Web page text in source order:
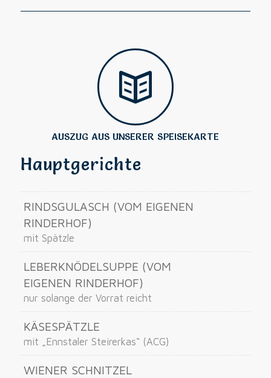
AUSZUG AUS UNSERER SPEISEKARTE
Hauptgerichte
RINDSGULASCH (VOM EIGENEN
RINDERHOF)
mit Spätzle
LEBERKNÖDELSUPPE (VOM
EIGENEN RINDERHOF)
nur solange der Vorrat reicht
KÄSESPÄTZLE
mit „Ennstaler Steirerkas“ (ACG)
WIENER SCHNITZEL